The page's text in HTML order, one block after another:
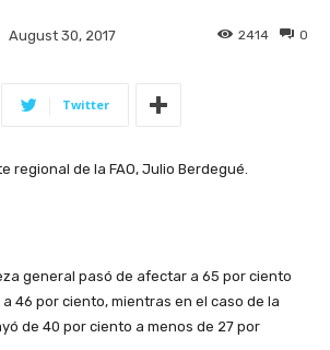
August 30, 2017 0
2414
Twitter
regional de la FAO, Julio Berdegué.
general pasó de afectar a 65 por ciento
46 por ciento, mientras en el caso de la
de 40 por ciento a menos de 27 por